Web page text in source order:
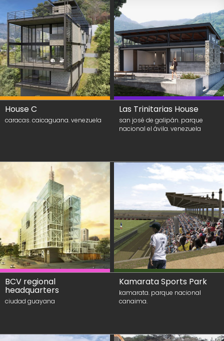
House C
caracas. caicaguana. venezuela
Las Trinitarias House
san josé de galipán. parque
nacional el ávila. venezuela
BCV regional
headquarters
ciudad guayana
Kamarata Sports Park
kamarata. parque nacional
canaima.